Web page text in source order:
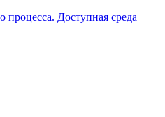
процесса. Доступная среда